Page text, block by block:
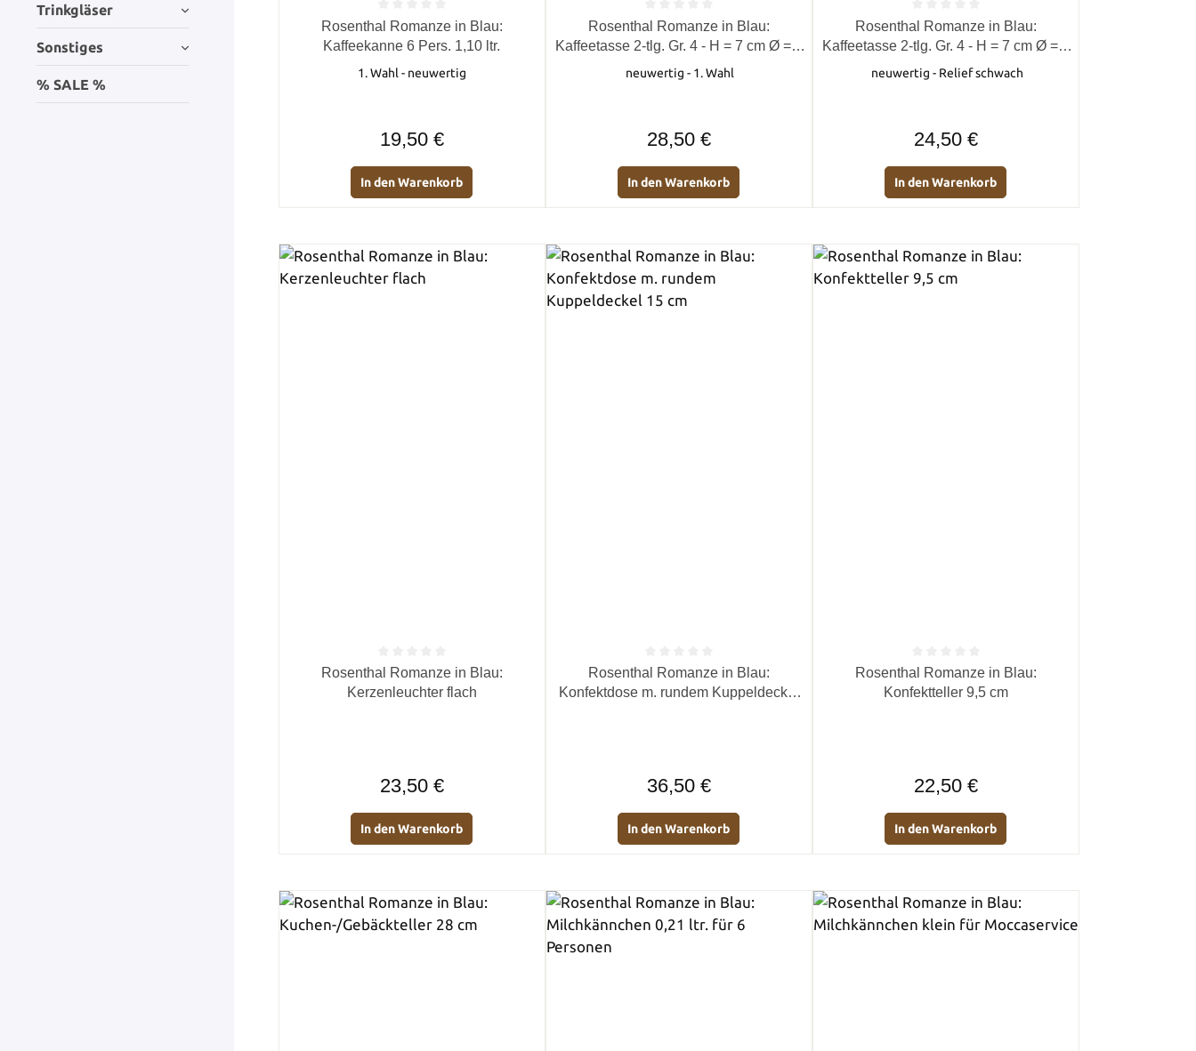
Trinkgläser
Sonstiges
% SALE %
Durchschnittliche Bewertung von 0 von 5 Sternen
Rosenthal Romanze in Blau:
Kaffeekanne 6 Pers. 1,10 ltr.
1. Wahl - neuwertig
19,50 €
In den Warenkorb
Durchschnittliche Bewertung von 0 von 5 Sternen
Rosenthal Romanze in Blau:
Kaffeetasse 2-tlg. Gr. 4 - H = 7 cm Ø = 8
cm UT = 15 cm
neuwertig - 1. Wahl
28,50 €
In den Warenkorb
Durchschnittliche Bewertung von 0 von 5 Sternen
Rosenthal Romanze in Blau:
Kaffeetasse 2-tlg. Gr. 4 - H = 7 cm Ø = 8
cm UT = 15 cm - II. Wahl
neuwertig - Relief schwach
24,50 €
In den Warenkorb
Durchschnittliche Bewertung von 0 von 5 Sternen
Rosenthal Romanze in Blau:
Kerzenleuchter flach
23,50 €
In den Warenkorb
Durchschnittliche Bewertung von 0 von 5 Sternen
Rosenthal Romanze in Blau:
Konfektdose m. rundem Kuppeldeckel
36,50 €
In den Warenkorb
Durchschnittliche Bewertung von 0 von 5 Sternen
Rosenthal Romanze in Blau:
Konfektteller 9,5 cm
22,50 €
In den Warenkorb